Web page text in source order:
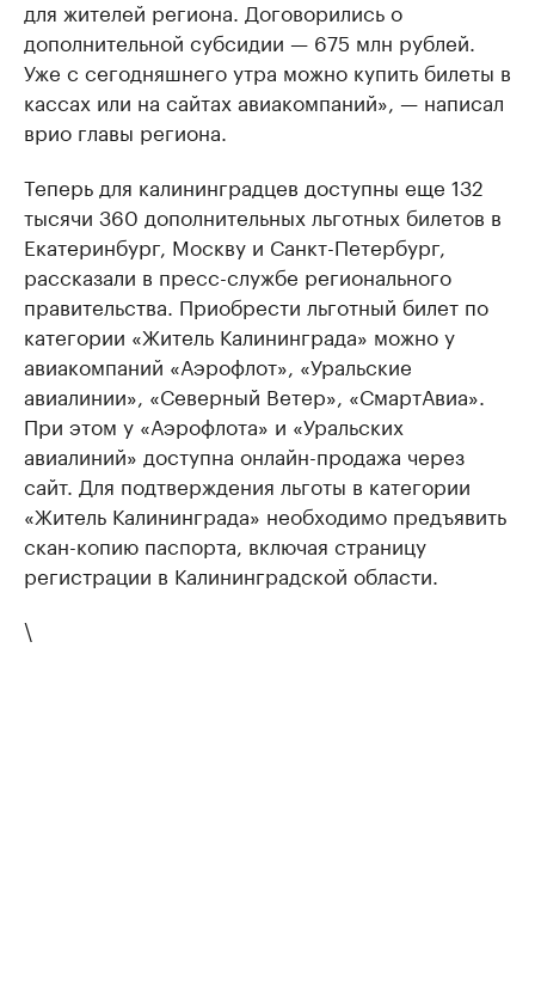
для жителей региона. Договорились о
дополнительной субсидии — 675 млн рублей.
Уже с сегодняшнего утра можно купить билеты в
кассах или на сайтах авиакомпаний», — написал
врио главы региона.
Теперь для калининградцев доступны еще 132
тысячи 360 дополнительных льготных билетов в
Екатеринбург, Москву и Санкт-Петербург,
рассказали в пресс-службе регионального
правительства. Приобрести льготный билет по
категории «Житель Калининграда» можно у
авиакомпаний «Аэрофлот», «Уральские
авиалинии», «Северный Ветер», «СмартАвиа».
При этом у «Аэрофлота» и «Уральских
авиалиний» доступна онлайн-продажа через
сайт. Для подтверждения льготы в категории
«Житель Калининграда» необходимо предъявить
скан-копию паспорта, включая страницу
регистрации в Калининградской области.
\